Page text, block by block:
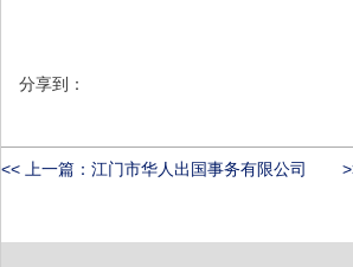
分享到：
<< 上一篇： 江门市华人出国事务有限公司